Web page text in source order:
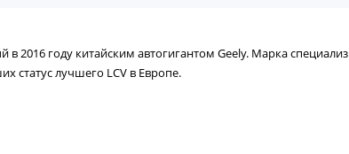
2016 году китайским автогигантом Geely. Марка
статус лучшего LCV в Европе.